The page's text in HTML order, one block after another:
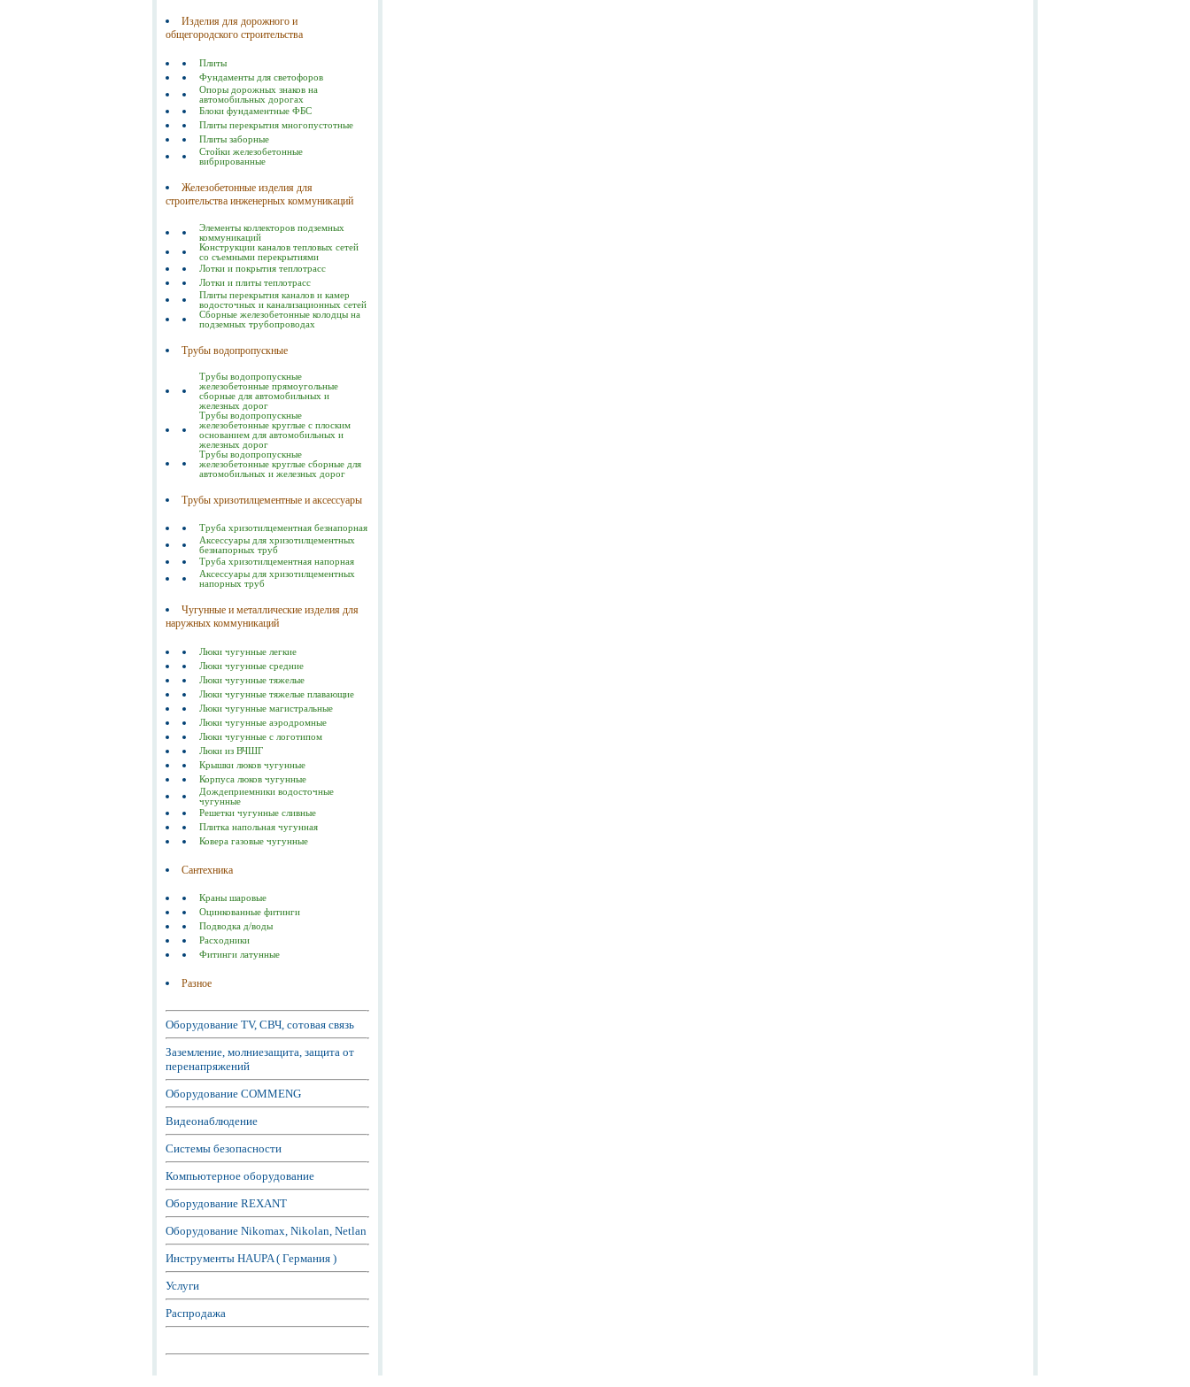
Изделия для дорожного и
общегородского строительства
Плиты
Фундаменты для светофоров
Опоры дорожных знаков на
автомобильных дорогах
Блоки фундаментные ФБС
Плиты перекрытия многопустотные
Плиты заборные
Стойки железобетонные
вибрированные
Железобетонные изделия для
строительства инженерных коммуникаций
Элементы коллекторов подземных
коммуникаций
Конструкции каналов тепловых сетей
со съемными перекрытиями
Лотки и покрытия теплотрасс
Лотки и плиты теплотрасс
Плиты перекрытия каналов и камер
водосточных и канализационных сетей
Сборные железобетонные колодцы на
подземных трубопроводах
Трубы водопропускные
Трубы водопропускные
железобетонные прямоугольные
сборные для автомобильных и
железных дорог
Трубы водопропускные
железобетонные круглые с плоским
основанием для автомобильных и
железных дорог
Трубы водопропускные
железобетонные круглые сборные для
автомобильных и железных дорог
Трубы хризотилцементные и аксессуары
Труба хризотилцементная безнапорная
Аксессуары для хризотилцементных
безнапорных труб
Труба хризотилцементная напорная
Аксессуары для хризотилцементных
напорных труб
Чугунные и металлические изделия для
наружных коммуникаций
Люки чугунные легкие
Люки чугунные средние
Люки чугунные тяжелые
Люки чугунные тяжелые плавающие
Люки чугунные магистральные
Люки чугунные аэродромные
Люки чугунные с логотипом
Люки из ВЧШГ
Крышки люков чугунные
Корпуса люков чугунные
Дождеприемники водосточные
чугунные
Решетки чугунные сливные
Плитка напольная чугунная
Ковера газовые чугунные
Сантехника
Краны шаровые
Оцинкованные фитинги
Подводка д/воды
Расходники
Фитинги латунные
Разное
Оборудование TV, СВЧ, сотовая связь
Заземление, молниезащита, защита от
перенапряжений
Оборудование COMMENG
Видеонаблюдение
Системы безопасности
Компьютерное оборудование
Оборудование REXANT
Оборудование Nikomax, Nikolan, Netlan
Инструменты HAUPA ( Германия )
Услуги
Распродажа